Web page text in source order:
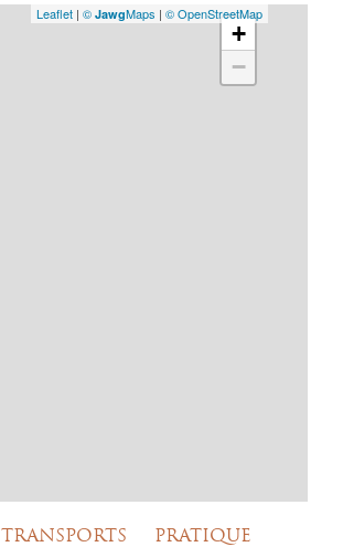
+
−
Leaflet| © JawgMaps | © OpenStreetMap
TRANSPORTS PRATIQUE